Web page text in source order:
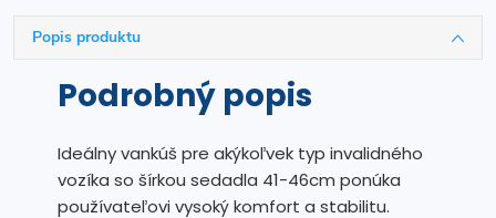
Popis produktu
Podrobný popis
Ideálny vankúš pre akýkoľvek typ invalidného
vozíka so šírkou sedadla 41-46cm ponúka
používateľovi vysoký komfort a stabilitu.